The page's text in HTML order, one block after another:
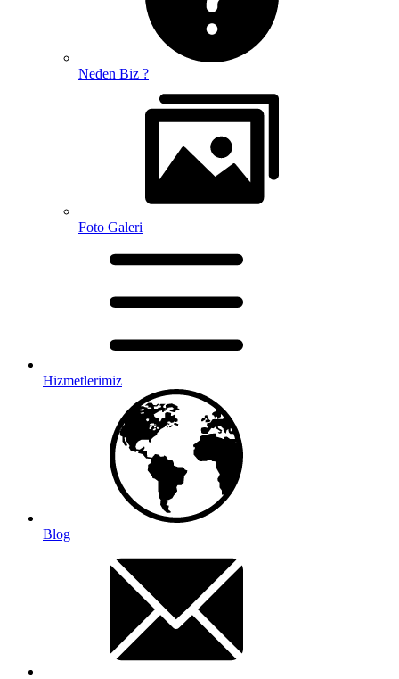
Neden Biz ?
Foto Galeri
Hizmetlerimiz
Blog